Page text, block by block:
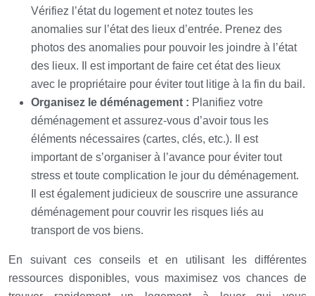
Vérifiez l’état du logement et notez toutes les
anomalies sur l’état des lieux d’entrée. Prenez des
photos des anomalies pour pouvoir les joindre à l’état
des lieux. Il est important de faire cet état des lieux
avec le propriétaire pour éviter tout litige à la fin du bail.
Organisez le déménagement : Planifiez votre
déménagement et assurez-vous d’avoir tous les
éléments nécessaires (cartes, clés, etc.). Il est
important de s’organiser à l’avance pour éviter tout
stress et toute complication le jour du déménagement.
Il est également judicieux de souscrire une assurance
déménagement pour couvrir les risques liés au
transport de vos biens.
En suivant ces conseils et en utilisant les différentes
ressources disponibles, vous maximisez vos chances de